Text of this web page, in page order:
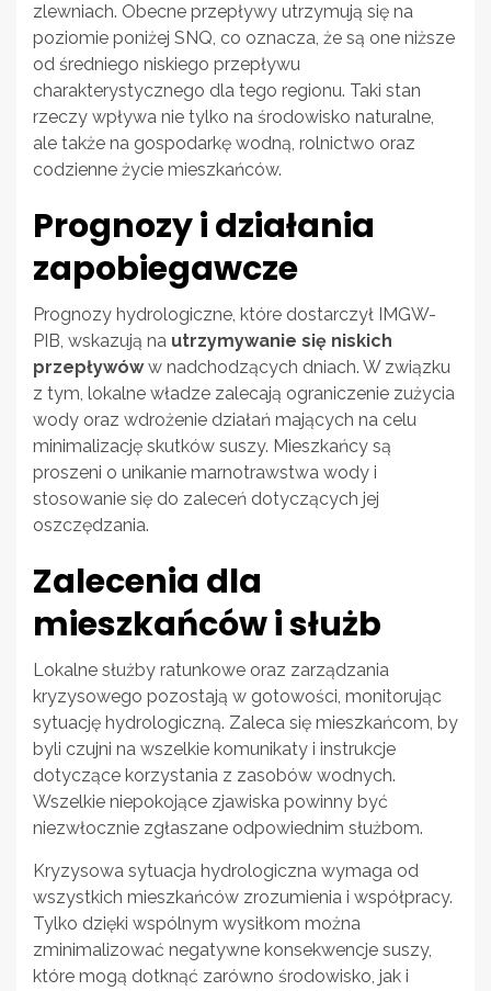
zlewniach. Obecne przepływy utrzymują się na
poziomie poniżej SNQ, co oznacza, że są one niższe
od średniego niskiego przepływu
charakterystycznego dla tego regionu. Taki stan
rzeczy wpływa nie tylko na środowisko naturalne,
ale także na gospodarkę wodną, rolnictwo oraz
codzienne życie mieszkańców.
Prognozy i działania
zapobiegawcze
Prognozy hydrologiczne, które dostarczył IMGW-
PIB, wskazują na utrzymywanie się niskich
przepływóww nadchodzących dniach. W związku
z tym, lokalne władze zalecają ograniczenie zużycia
wody oraz wdrożenie działań mających na celu
minimalizację skutków suszy. Mieszkańcy są
proszeni o unikanie marnotrawstwa wody i
stosowanie się do zaleceń dotyczących jej
oszczędzania.
Zalecenia dla
mieszkańców i służb
Lokalne służby ratunkowe oraz zarządzania
kryzysowego pozostają w gotowości, monitorując
sytuację hydrologiczną. Zaleca się mieszkańcom, by
byli czujni na wszelkie komunikaty i instrukcje
dotyczące korzystania z zasobów wodnych.
Wszelkie niepokojące zjawiska powinny być
niezwłocznie zgłaszane odpowiednim służbom.
Kryzysowa sytuacja hydrologiczna wymaga od
wszystkich mieszkańców zrozumienia i współpracy.
Tylko dzięki wspólnym wysiłkom można
zminimalizować negatywne konsekwencje suszy,
które mogą dotknąć zarówno środowisko, jak i